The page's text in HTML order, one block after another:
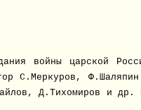
войны царской
С.Меркуров,
Д.Тихомиров и др.